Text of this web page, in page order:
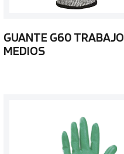
GUANTE G60 TRABAJO
MEDIOS